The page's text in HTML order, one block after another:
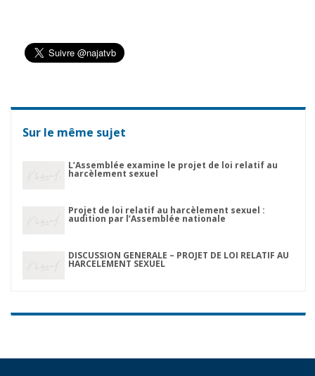
Sur le même sujet
L’Assemblée examine le projet de loi relatif au
harcèlement sexuel
Projet de loi relatif au harcèlement sexuel :
audition par l’Assemblée nationale
DISCUSSION GENERALE – PROJET DE LOI RELATIF AU
HARCELEMENT SEXUEL